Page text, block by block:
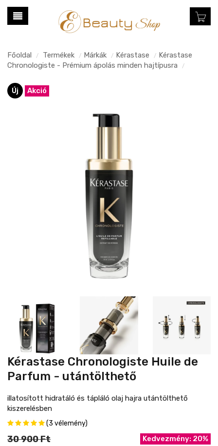
Főoldal / Termékek / Márkák / Kérastase / Kérastase
Chronologiste - Prémium ápolás minden hajtípusra
/
Új Akció
Kérastase Chronologiste Huile de
Parfum - utántölthető
illatosított hidratáló és tápláló olaj hajra utántölthető
kiszerelésben
(3 vélemény)
30 900 Ft Kedvezmény: 20%